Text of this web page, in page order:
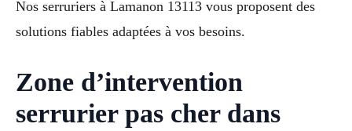
Nos serruriers à Lamanon 13113 vous proposent des
solutions fiables adaptées à vos besoins.
Zone d’intervention
serrurier pas cher dans